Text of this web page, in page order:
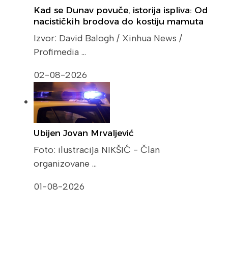
Kad se Dunav povuče, istorija ispliva: Od
nacističkih brodova do kostiju mamuta
Izvor: David Balogh / Xinhua News /
Profimedia …
02-08-2026
Ubijen Jovan Mrvaljević
Foto: ilustracija NIKŠIĆ - Član
organizovane …
01-08-2026